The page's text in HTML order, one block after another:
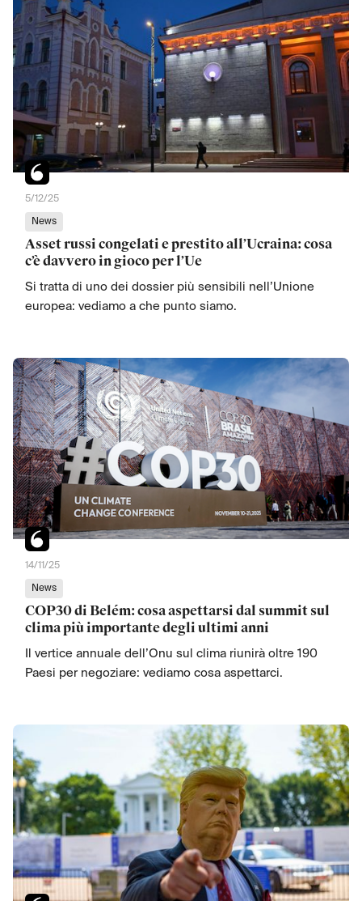
5/12/25
News
Asset russi congelati e prestito all’Ucraina: cosa
c’è davvero in gioco per l’Ue
Si tratta di uno dei dossier più sensibili nell’Unione
europea: vediamo a che punto siamo.
14/11/25
News
COP30 di Belém: cosa aspettarsi dal summit sul
clima più importante degli ultimi anni
Il vertice annuale dell’Onu sul clima riunirà oltre 190
Paesi per negoziare: vediamo cosa aspettarci.